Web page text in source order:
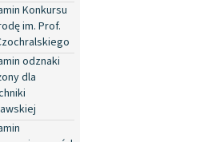
Konkursu
im. Prof.
odznaki
dla